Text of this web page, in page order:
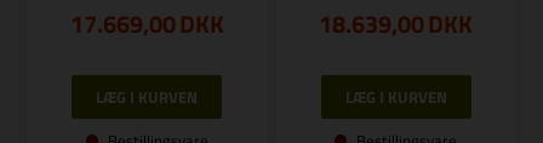
17.669,00DKK 18.639,00DKK